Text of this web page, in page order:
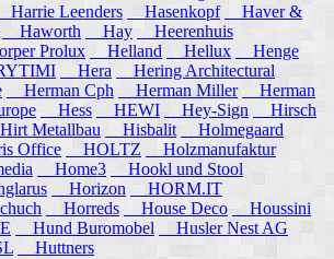
Harrie Leenders Hasenkopf
Haver &
Haworth Hay
Heerenhuis
Prolux
Helland Hellux
Henge
Hera
Hering Architectural
Herman Cph Herman Miller
Herman
Hess HEWI Hey-Sign
Hirsch
Metallbau Hisbalit
Holmegaard
Office
HOLTZ
Holzmanufaktur
Home3
Hookl und Stool
Horizon
HORM.IT
Horreds House Deco
Houssini
Hund Buromobel
Husler Nest AG
Huttners